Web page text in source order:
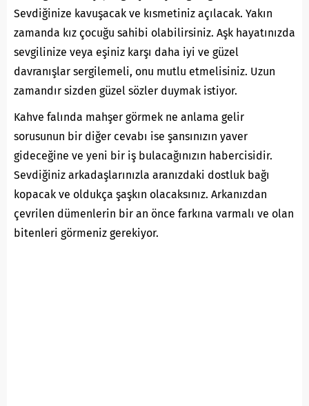
Sevdiğinize kavuşacak ve kısmetiniz açılacak. Yakın
zamanda kız çocuğu sahibi olabilirsiniz. Aşk hayatınızda
sevgilinize veya eşiniz karşı daha iyi ve güzel
davranışlar sergilemeli, onu mutlu etmelisiniz. Uzun
zamandır sizden güzel sözler duymak istiyor.
Kahve falında mahşer görmek ne anlama gelir
sorusunun bir diğer cevabı ise şansınızın yaver
gideceğine ve yeni bir iş bulacağınızın habercisidir.
Sevdiğiniz arkadaşlarınızla aranızdaki dostluk bağı
kopacak ve oldukça şaşkın olacaksınız. Arkanızdan
çevrilen dümenlerin bir an önce farkına varmalı ve olan
bitenleri görmeniz gerekiyor.